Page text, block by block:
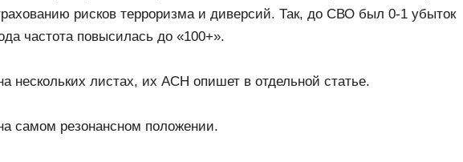
рисков терроризма и диверсий. Так, до СВО был 0-1 убыток
частота повысилась до «100+».
нескольких листах, их АСН опишет в отдельной статье.
самом резонансном положении.